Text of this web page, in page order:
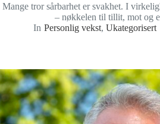
Mange tror sårbarhet er svakhet. I
– nøkkelen til tillit, mot og
In Personlig vekst, Ukategorisert